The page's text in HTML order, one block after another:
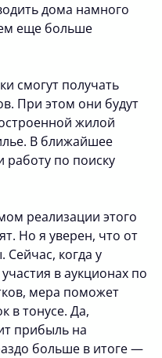
дома намного
еще больше
смогут получать
При этом они будут
жилой
В ближайшее
работу по поиску
реализации этого
Но я уверен, что от
Сейчас, когда у
в аукционах по
мера поможет
в тонусе. Да,
прибыль на
больше в итоге —